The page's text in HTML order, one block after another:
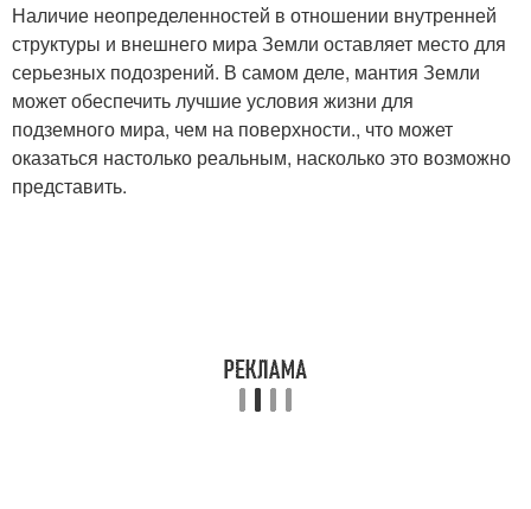
Наличие неопределенностей в отношении внутренней
структуры и внешнего мира Земли оставляет место для
серьезных подозрений. В самом деле, мантия Земли
может обеспечить лучшие условия жизни для
подземного мира, чем на поверхности., что может
оказаться настолько реальным, насколько это возможно
представить.